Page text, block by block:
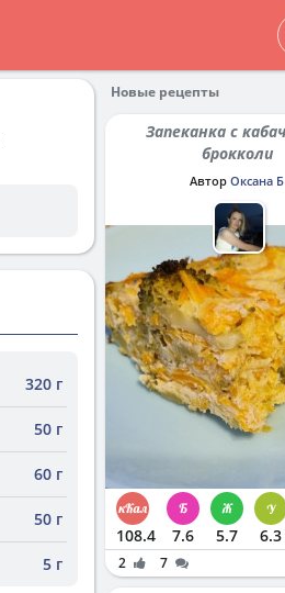
320 г
50 г
60 г
50 г
5 г
Новые рецепты
Запеканка с кабачком и
брокколи
Автор Оксана Б
108.4 7.6 5.7 6.3
2 7